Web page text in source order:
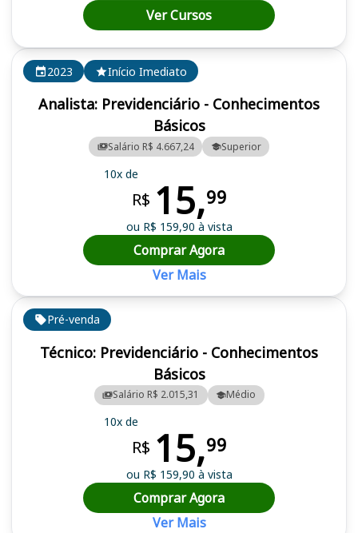
Pré-venda
Técnico: Previdenciário - Conhecimentos
Básicos
Salário R$ 2.015,31 Médio
10x de
R$ 15,99
ou R$ 159,90 à vista
Comprar Agora
Ver Mais
2023 Início Imediato
Analista: Previdenciário - Conhecimentos
Básicos
Salário R$ 4.667,24 Superior
10x de
R$ 15,99
ou R$ 159,90 à vista
Comprar Agora
Ver Mais
Ver Cursos